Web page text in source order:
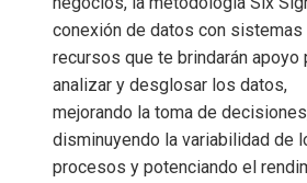
conexión de datos con sistemas
recursos que te brindarán apoyo
analizar y desglosar los datos,
mejorando la toma de
disminuyendo la variabilidad de
procesos y potenciando el